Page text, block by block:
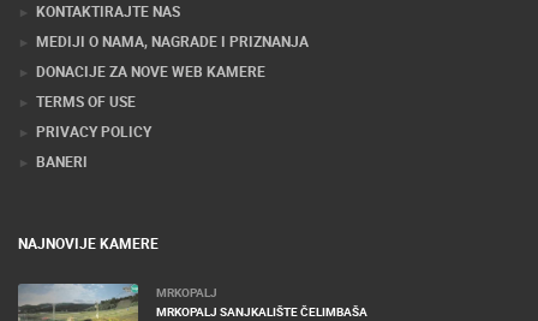
KONTAKTIRAJTE NAS
MEDIJI O NAMA, NAGRADE I PRIZNANJA
DONACIJE ZA NOVE WEB KAMERE
TERMS OF USE
PRIVACY POLICY
BANERI
NAJNOVIJE KAMERE
MRKOPALJ
MRKOPALJ SANJKALIŠTE ČELIMBAŠA